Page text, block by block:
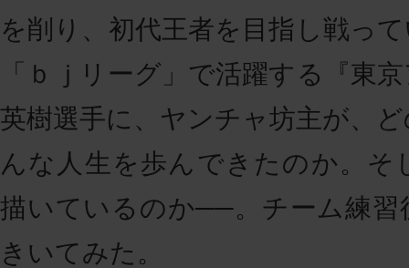
を削り、初代王者を目指し戦っ
「ｂｊリーグ」で活躍する『東
英樹選手に、ヤンチャ坊主が、
んな人生を歩んできたのか。そ
描いているのか──。チーム練習
きいてみた。